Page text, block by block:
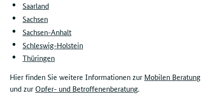
Saarland
Sachsen
Sachsen-Anhalt
Schleswig-Holstein
Thüringen
Hier finden Sie weitere Informationen zur Mobilen Beratung
und zur Opfer- und Betroffenenberatung.